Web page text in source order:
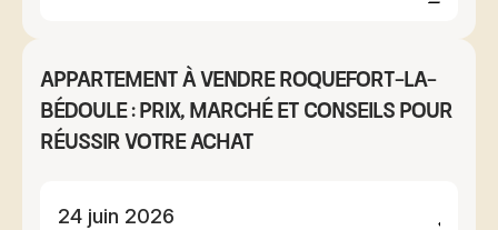
Appartement à vendre Roquefort-la-
Bédoule : prix, marché et conseils pour
réussir votre achat
24 juin 2026